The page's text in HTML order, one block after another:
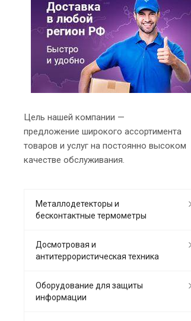
Цель нашей компании —
предложение широкого ассортимента
товаров и услуг на постоянно высоком
качестве обслуживания.
Металлодетекторы и
бесконтактные термометры
Досмотровая и
антитеррористическая техника
Оборудование для защиты
информации